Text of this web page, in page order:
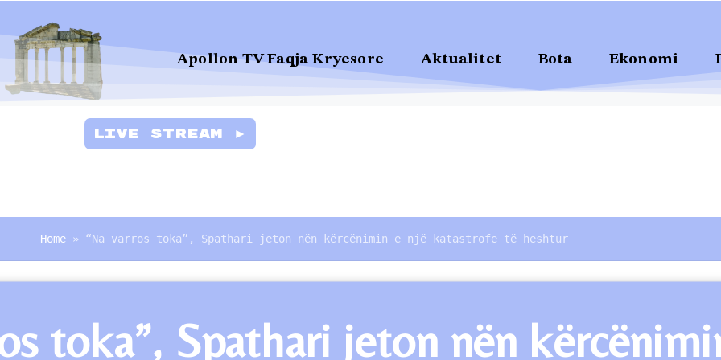
Apollon TV Faqja Kryesore Aktualitet Bota Ekonomi
Live Stream ►
Home » “Na varros toka”, Spathari jeton nën kërcënimin e një katastrofe të heshtur
toka”, Spathari jeton nën